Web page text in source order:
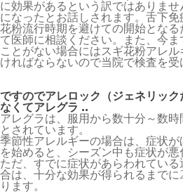
に効果があるという訳ではありま
になったとお話しされます。舌下
花粉流行時期を避けての開始とな
て医師に相談ください。また、今
ことがない場合にはスギ花粉アレ
ければならないので当院で検査を受
ですのでアレロック（ジェネリッ
なくてアレグラ ..
アレグラは、服用から数十分～数
とされています。
季節性アレルギーの場合は、症状
を始めると、シーズン中も症状が悪
ただ、すでに症状があらわれてい
合は、十分な効果が得られるまで
ります。